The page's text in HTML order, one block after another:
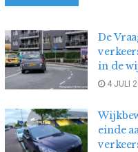
De
in de
4 JULI
einde